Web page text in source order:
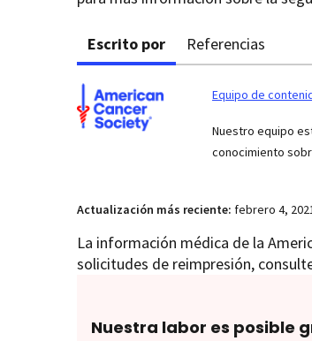
Escrito por Referencias
Equipo de
Nuestro equipo
conocimiento
Actualización más reciente: febrero 4,
La información médica de la
solicitudes de reimpresión,
Nuestra labor es posible